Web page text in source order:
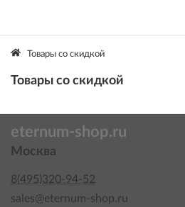
Товары со скидкой
Товары со скидкой
eternum-shop.ru
Москва
8(495)320-94-52
sales@eternum-shop.ru